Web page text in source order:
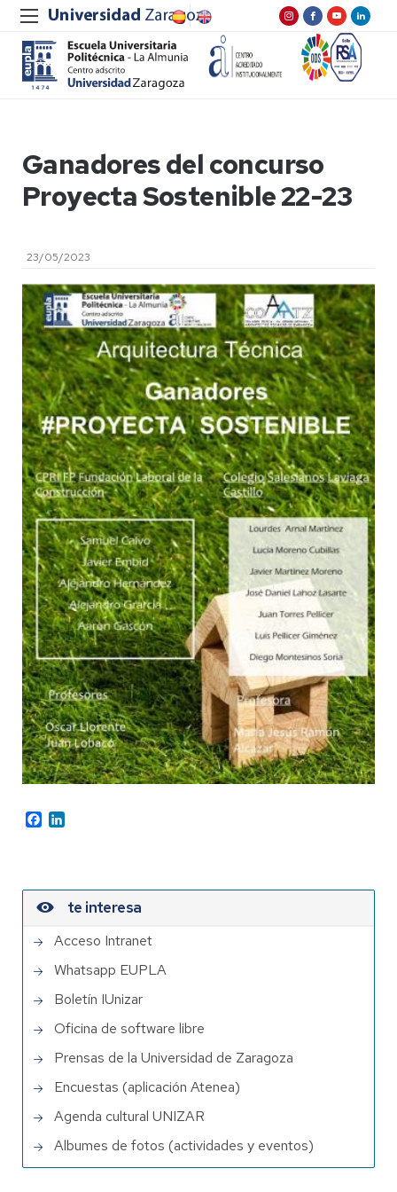
Ganadores del concurso
Proyecta Sostenible 22-23
23/05/2023
Facebook
te interesa
Acceso Intranet
Whatsapp EUPLA
Boletín IUnizar
Oficina de software libre
Prensas de la Universidad de Zaragoza
Encuestas (aplicación Atenea)
Agenda cultural UNIZAR
Albumes de fotos (actividades y eventos)